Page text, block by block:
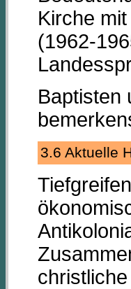
Kirche
(1962-
Baptisten
3.6 Aktuelle